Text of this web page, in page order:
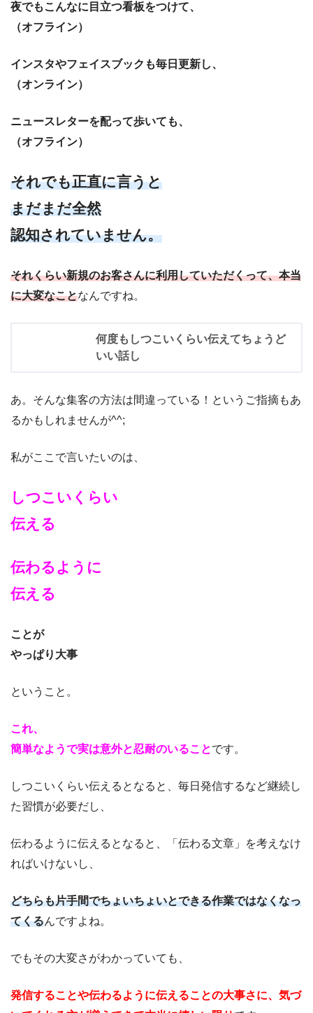
夜でもこんなに目立つ看板をつけて、
（オフライン）
インスタやフェイスブックも毎日更新し、
（オンライン）
ニュースレターを配って歩いても、
（オフライン）
それでも正直に言うと
まだまだ全然
認知されていません。
それくらい新規のお客さんに利用していただくって、本当
に大変なことなんですね。
何度もしつこいくらい伝えてちょうど
いい話し
あ。そんな集客の方法は間違っている！というご指摘もあ
るかもしれませんが^^;
私がここで言いたいのは、
しつこいくらい
伝える
伝わるように
伝える
ことが
やっぱり大事
ということ。
これ、
簡単なようで実は意外と忍耐のいることです。
しつこいくらい伝えるとなると、毎日発信するなど継続し
た習慣が必要だし、
伝わるように伝えるとなると、「伝わる文章」を考えなけ
ればいけないし、
どちらも片手間でちょいちょいとできる作業ではなくなっ
てくるんですよね。
でもその大変さがわかっていても、
発信することや伝わるように伝えることの大事さに、気づ